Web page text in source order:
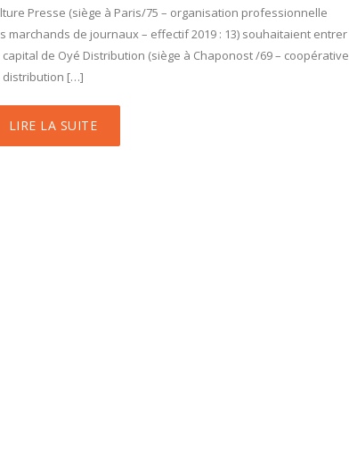
Presse (siège à Paris/75 – organisation professionnelle
marchands de journaux – effectif 2019 : 13) souhaitaient entrer
capital de Oyé Distribution (siège à Chaponost /69 – coopérative
distribution […]
LIRE LA SUITE